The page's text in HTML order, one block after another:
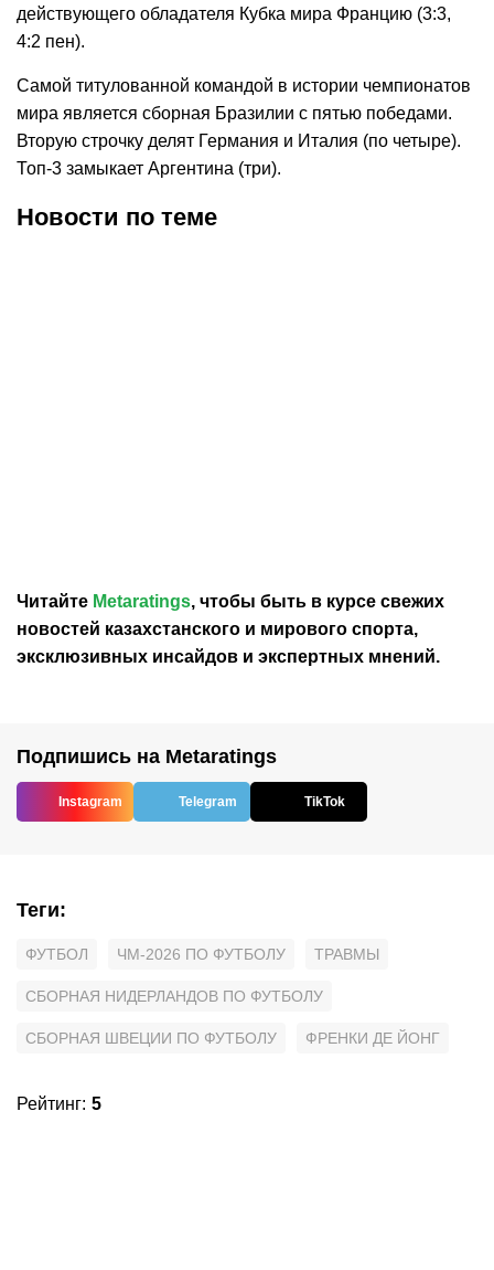
действующего обладателя Кубка мира Францию (3:3,
4:2 пен).
Самой титулованной командой в истории чемпионатов
мира является сборная Бразилии с пятью победами.
Вторую строчку делят Германия и Италия (по четыре).
Топ-3 замыкает Аргентина (три).
Новости по теме
Читайте Metaratings, чтобы быть в курсе свежих
новостей казахстанского и мирового спорта,
эксклюзивных инсайдов и экспертных мнений.
Подпишись на Metaratings
Instagram Telegram TikTok
Теги:
ФУТБОЛ ЧМ-2026 ПО ФУТБОЛУ ТРАВМЫ
СБОРНАЯ НИДЕРЛАНДОВ ПО ФУТБОЛУ
СБОРНАЯ ШВЕЦИИ ПО ФУТБОЛУ ФРЕНКИ ДЕ ЙОНГ
Рейтинг: 5